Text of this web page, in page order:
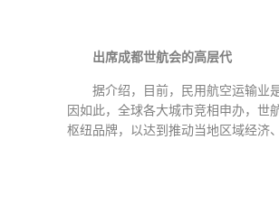
出席成都世航会的高层代
据介绍，目前，民用航空运输业
因如此，全球各大城市竞相申办，世
枢纽品牌，以达到推动当地区域经济